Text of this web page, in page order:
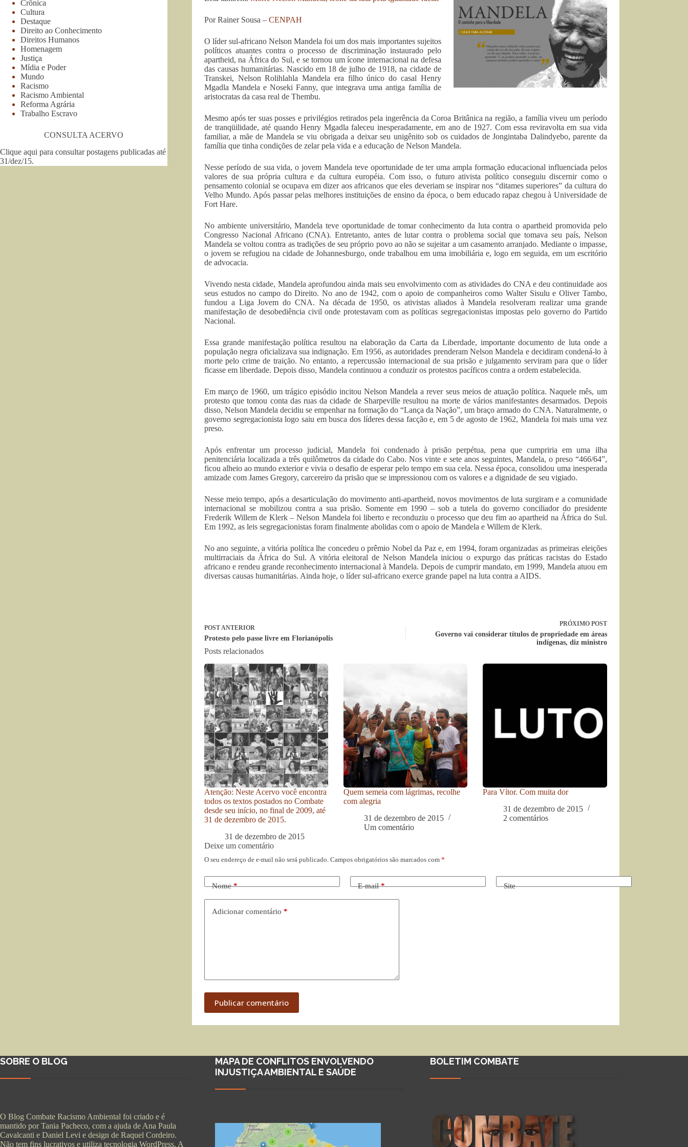
Por Rainer Sousa – CENPAH
O líder sul-africano Nelson Mandela foi um dos mais importantes sujeitos
políticos atuantes contra o processo de discriminação instaurado pelo
apartheid, na África do Sul, e se tornou um ícone internacional na defesa
das causas humanitárias. Nascido em 18 de julho de 1918, na cidade de
Transkei, Nelson Rolihlahla Mandela era filho único do casal Henry
Mgadla Mandela e Noseki Fanny, que integrava uma antiga família de
aristocratas da casa real de Thembu.
Mesmo após ter suas posses e privilégios retirados pela ingerência da Coroa Britânica na região, a família viveu um período
de tranqüilidade, até quando Henry Mgadla faleceu inesperadamente, em ano de 1927. Com essa reviravolta em sua vida
familiar, a mãe de Mandela se viu obrigada a deixar seu unigênito sob os cuidados de Jongintaba Dalindyebo, parente da
família que tinha condições de zelar pela vida e a educação de Nelson Mandela.
Nesse período de sua vida, o jovem Mandela teve oportunidade de ter uma ampla formação educacional influenciada pelos
valores de sua própria cultura e da cultura européia. Com isso, o futuro ativista político conseguiu discernir como o
pensamento colonial se ocupava em dizer aos africanos que eles deveriam se inspirar nos “ditames superiores” da cultura do
Velho Mundo. Após passar pelas melhores instituições de ensino da época, o bem educado rapaz chegou à Universidade de
Fort Hare.
No ambiente universitário, Mandela teve oportunidade de tomar conhecimento da luta contra o apartheid promovida pelo
Congresso Nacional Africano (CNA). Entretanto, antes de lutar contra o problema social que tomava seu país, Nelson
Mandela se voltou contra as tradições de seu próprio povo ao não se sujeitar a um casamento arranjado. Mediante o impasse,
o jovem se refugiou na cidade de Johannesburgo, onde trabalhou em uma imobiliária e, logo em seguida, em um escritório
de advocacia.
Vivendo nesta cidade, Mandela aprofundou ainda mais seu envolvimento com as atividades do CNA e deu continuidade aos
seus estudos no campo do Direito. No ano de 1942, com o apoio de companheiros como Walter Sisulu e Oliver Tambo,
fundou a Liga Jovem do CNA. Na década de 1950, os ativistas aliados à Mandela resolveram realizar uma grande
manifestação de desobediência civil onde protestavam com as políticas segregacionistas impostas pelo governo do Partido
Nacional.
Essa grande manifestação política resultou na elaboração da Carta da Liberdade, importante documento de luta onde a
população negra oficializava sua indignação. Em 1956, as autoridades prenderam Nelson Mandela e decidiram condená-lo à
morte pelo crime de traição. No entanto, a repercussão internacional de sua prisão e julgamento serviram para que o líder
ficasse em liberdade. Depois disso, Mandela continuou a conduzir os protestos pacíficos contra a ordem estabelecida.
Em março de 1960, um trágico episódio incitou Nelson Mandela a rever seus meios de atuação política. Naquele mês, um
protesto que tomou conta das ruas da cidade de Sharpeville resultou na morte de vários manifestantes desarmados. Depois
disso, Nelson Mandela decidiu se empenhar na formação do “Lança da Nação”, um braço armado do CNA. Naturalmente, o
governo segregacionista logo saiu em busca dos líderes dessa facção e, em 5 de agosto de 1962, Mandela foi mais uma vez
preso.
Após enfrentar um processo judicial, Mandela foi condenado à prisão perpétua, pena que cumpriria em uma ilha
penitenciária localizada a três quilômetros da cidade do Cabo. Nos vinte e sete anos seguintes, Mandela, o preso “466/64”,
ficou alheio ao mundo exterior e vivia o desafio de esperar pelo tempo em sua cela. Nessa época, consolidou uma inesperada
amizade com James Gregory, carcereiro da prisão que se impressionou com os valores e a dignidade de seu vigiado.
Nesse meio tempo, após a desarticulação do movimento anti-apartheid, novos movimentos de luta surgiram e a comunidade
internacional se mobilizou contra a sua prisão. Somente em 1990 – sob a tutela do governo conciliador do presidente
Frederik Willem de Klerk – Nelson Mandela foi liberto e reconduziu o processo que deu fim ao apartheid na África do Sul.
Em 1992, as leis segregacionistas foram finalmente abolidas com o apoio de Mandela e Willem de Klerk.
No ano seguinte, a vitória política lhe concedeu o prêmio Nobel da Paz e, em 1994, foram organizadas as primeiras eleições
multirraciais da África do Sul. A vitória eleitoral de Nelson Mandela iniciou o expurgo das práticas racistas do Estado
africano e rendeu grande reconhecimento internacional à Mandela. Depois de cumprir mandato, em 1999, Mandela atuou em
diversas causas humanitárias. Ainda hoje, o líder sul-africano exerce grande papel na luta contra a AIDS.
POSTANTERIOR
Protesto pelo passe livre em Florianópolis
PRÓXIMO POST
Governo vai considerar títulos de propriedade em áreas
indígenas, diz ministro
Posts relacionados
Atenção: Neste Acervo você encontra
todos os textos postados no Combate
desde seu início, no final de 2009, até
31 de dezembro de 2015.
31 de dezembro de 2015
Quem semeia com lágrimas, recolhe
com alegria
31 de dezembro de 2015
Um comentário
Para Vítor. Com muita dor
31 de dezembro de 2015
2 comentários
Deixe um comentário
O seu endereço de e-mail não será publicado. Campos obrigatórios são marcados com *
Nome* E-mail* Site
Adicionar comentário *
Publicar comentário
Crônica
Cultura
Destaque
Direito ao Conhecimento
Direitos Humanos
Homenagem
Justiça
Mídia e Poder
Mundo
Racismo
Racismo Ambiental
Reforma Agrária
Trabalho Escravo
CONSULTA ACERVO
Clique aqui para consultar postagens publicadas até
31/dez/15.
SOBRE O BLOG
O Blog Combate Racismo Ambiental foi criado e é
mantido por Tania Pacheco, com a ajuda de Ana Paula
Cavalcanti e Daniel Levi e design de Raquel Cordeiro.
Não tem fins lucrativos e utiliza tecnologia WordPress. A
MAPA DE CONFLITOS ENVOLVENDO
INJUSTIÇA AMBIENTAL E SAÚDE
BOLETIM COMBATE